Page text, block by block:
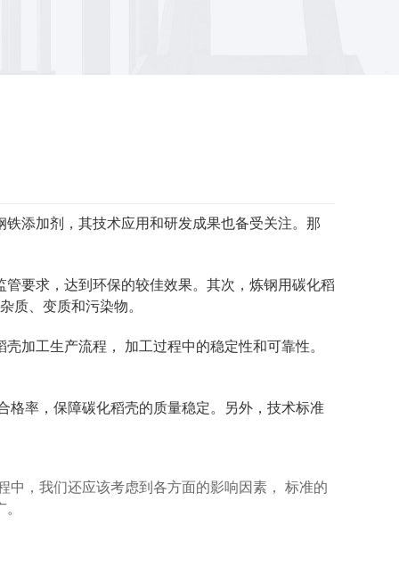
添加剂，其技术应用和研发成果也备受关注。那
要求，达到环保的较佳效果。其次，炼钢用碳化稻
质、变质和污染物。
加工生产流程， 加工过程中的稳定性和可靠性。
格率，保障碳化稻壳的质量稳定。另外，技术标准
，我们还应该考虑到各方面的影响因素， 标准的